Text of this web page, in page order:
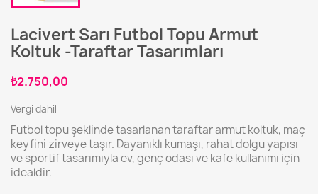
Lacivert Sarı Futbol Topu Armut
Koltuk -Taraftar Tasarımları
₺2.750,00
Vergi dahil
Futbol topu şeklinde tasarlanan taraftar armut koltuk, maç
keyfini zirveye taşır. Dayanıklı kumaşı, rahat dolgu yapısı
ve sportif tasarımıyla ev, genç odası ve kafe kullanımı için
idealdir.